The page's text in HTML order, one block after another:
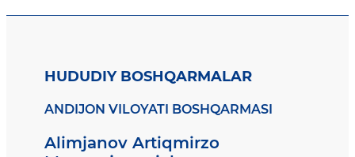
HUDUDIY BOSHQARMALAR
ANDIJON VILOYATI BOSHQARMASI
Alimjanov Artiqmirzo